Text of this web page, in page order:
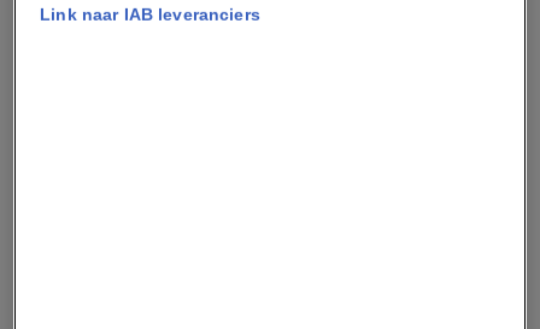
universiteitsstad kent een permanente aanvoer
Link naar IAB leveranciers